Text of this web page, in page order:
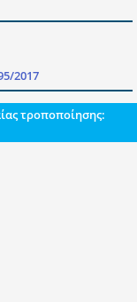
2017
τροποποίησης: